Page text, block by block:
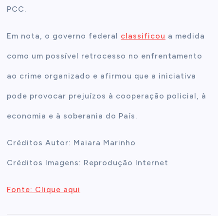
PCC.
Em nota, o governo federal classificou a medida
como um possível retrocesso no enfrentamento
ao crime organizado e afirmou que a iniciativa
pode provocar prejuízos à cooperação policial, à
economia e à soberania do País.
Créditos Autor: Maiara Marinho
Créditos Imagens: Reprodução Internet
Fonte: Clique aqui